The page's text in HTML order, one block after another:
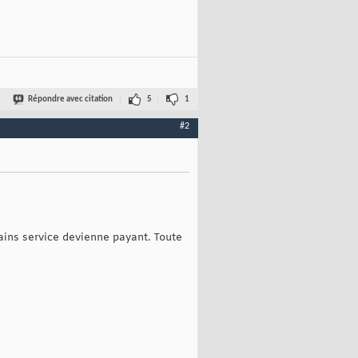
Répondre avec citation 5 1
#2
service devienne payant. Toute